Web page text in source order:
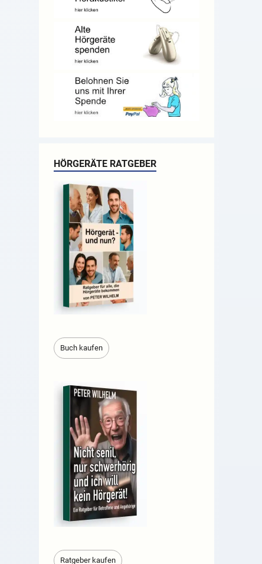
HÖRGERÄTE RATGEBER
Buch kaufen
Ratgeber kaufen